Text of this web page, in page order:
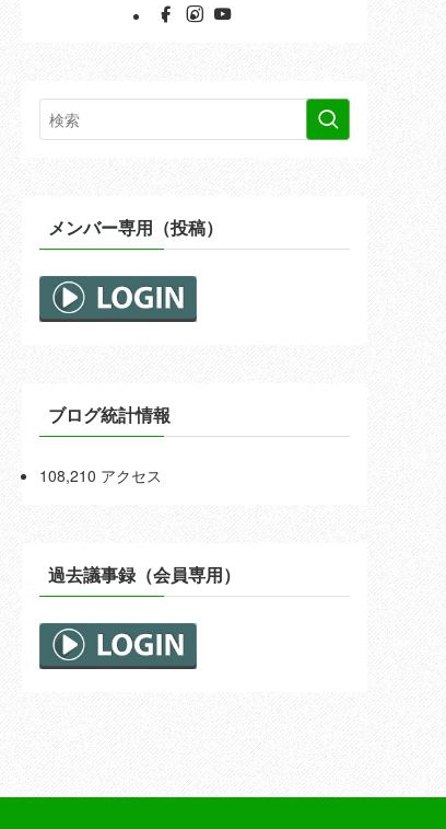
メンバー専用（投稿）
ブログ統計情報
108,210 アクセス
過去議事録（会員専用）